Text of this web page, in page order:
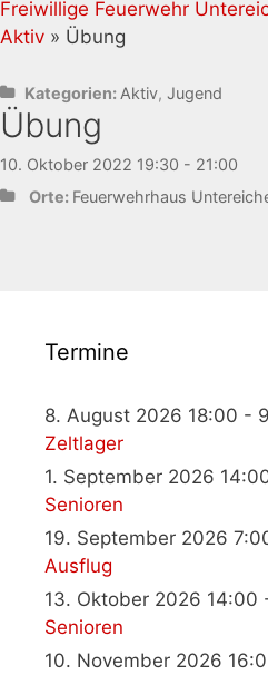
Freiwillige Feuerwehr
Aktiv » Übung
Kategorien: Aktiv, Jugend
Übung
10. Oktober 2022 19:30 - 21:00
Orte: Feuerwehrhaus
Termine
8. August 2026 18:00 -
Zeltlager
1. September 2026
Senioren
19. September 2026
Ausflug
13. Oktober 2026 14:00
Senioren
10. November 2026